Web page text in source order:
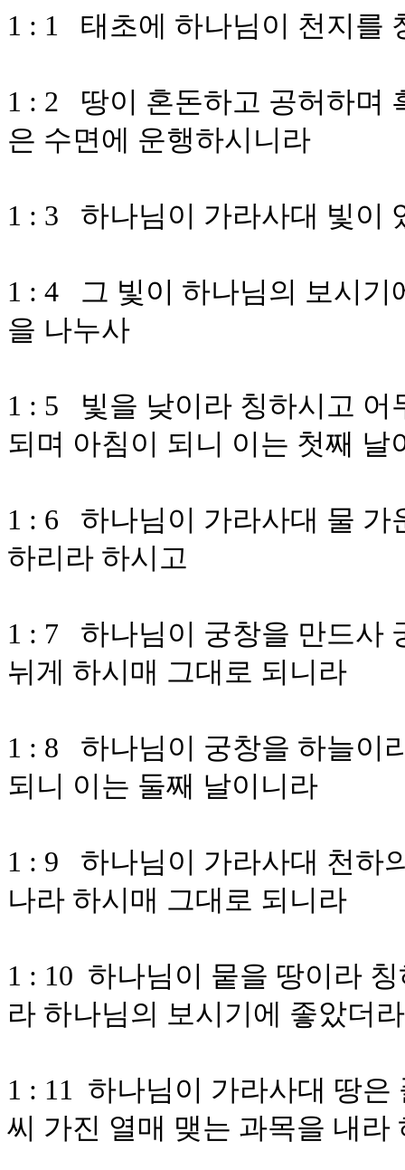
1 : 1 태초에 하나님이 천지를
1 : 2 땅이 혼돈하고 공허하며
은 수면에 운행하시니라
1 : 3 하나님이 가라사대 빛이
1 : 4 그 빛이 하나님의 보시기
을 나누사
1 : 5 빛을 낮이라 칭하시고 어
되며 아침이 되니 이는 첫째 날
1 : 6 하나님이 가라사대 물 가
하리라 하시고
1 : 7 하나님이 궁창을 만드사
뉘게 하시매 그대로 되니라
1 : 8 하나님이 궁창을 하늘이
되니 이는 둘째 날이니라
1 : 9 하나님이 가라사대 천하
나라 하시매 그대로 되니라
1 : 10 하나님이 뭍을 땅이라
라 하나님의 보시기에 좋았더라
1 : 11 하나님이 가라사대 땅
씨 가진 열매 맺는 과목을 내라